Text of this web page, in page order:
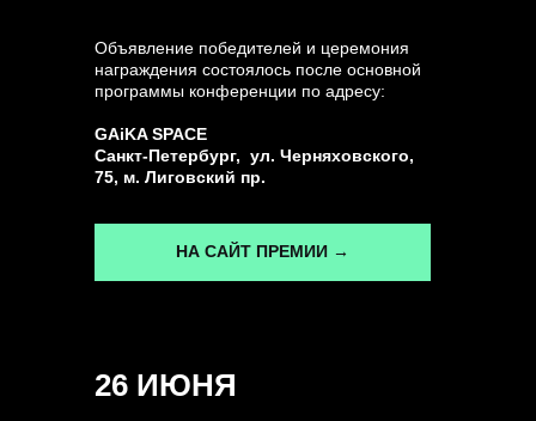
Объявление победителей и церемония
награждения состоялось после основной
программы конференции по адресу:
GAiKA SPACE
Санкт-Петербург, ул. Черняховского,
75, м. Лиговский пр.
26 ИЮНЯ
НА САЙТ ПРЕМИИ →
ГЕНЕРАЛЬНЫЙ ИНФОПАРТНЕР
CONVERSATIONS